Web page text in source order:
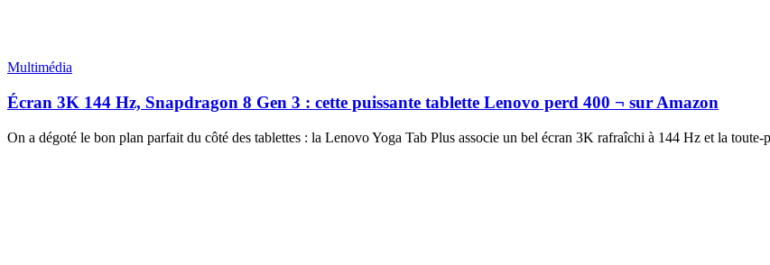
Multimédia
Écran 3K 144 Hz, Snapdragon 8 Gen 3 : cette puissante tablette Lenovo perd 400 ¬ sur Amazon
On a dégoté le bon plan parfait du côté des tablettes : la Lenovo Yoga Tab Plus associe un bel écran 3K rafraîchi à 144 Hz et la toute-